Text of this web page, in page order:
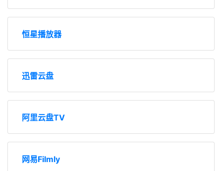
恒星播放器
迅雷云盘
阿里云盘TV
网易Filmly